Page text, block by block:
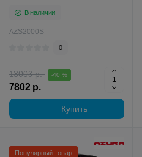
В наличии
AZS2000S
0
13003 р. -40 %
7802 р.
Купить
Популярный товар